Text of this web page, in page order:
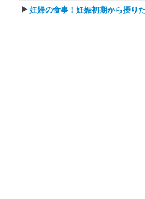
妊婦の食事！妊娠初期から摂り